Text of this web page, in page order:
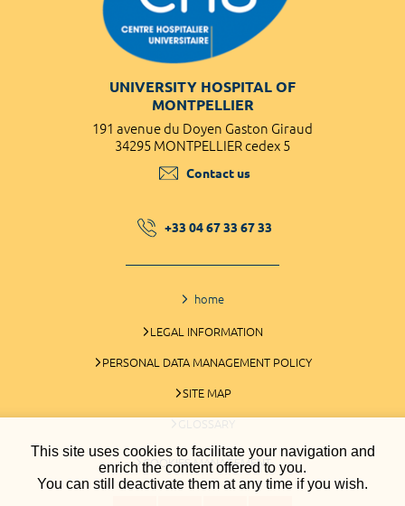
This site uses cookies to facilitate your navigation and
enrich the content offered to you.
You can still deactivate them at any time if you wish.
UNIVERSITY HOSPITAL OF
MONTPELLIER
191 avenue du Doyen Gaston Giraud
34295 MONTPELLIER cedex 5
Contact us
+33 04 67 33 67 33
home
LEGAL INFORMATION
PERSONAL DATA MANAGEMENT POLICY
SITE MAP
GLOSSARY
COOKIES MANAGEMENT